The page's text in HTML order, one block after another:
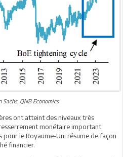
Sachs, QNB Economics
ont atteint des niveaux très
monétaire important.
le Royaume-Uni résume de façon
financier.